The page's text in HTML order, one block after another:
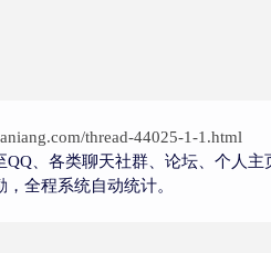
thread-44025-1-1.html
、各类聊天社群、论坛、个人
全程系统自动统计。